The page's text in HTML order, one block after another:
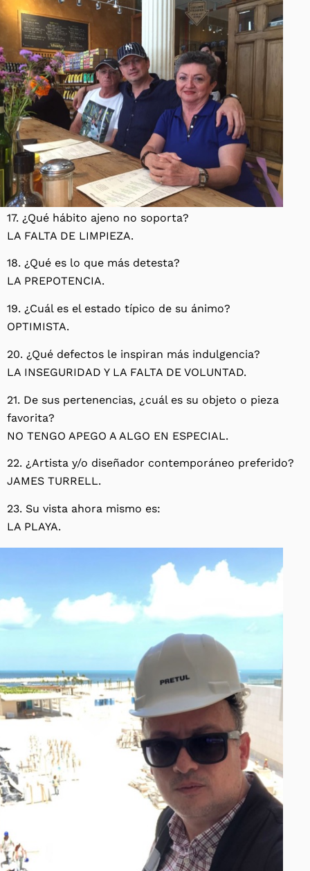
17. ¿Qué hábito ajeno no soporta?
LA FALTA DE LIMPIEZA.
18. ¿Qué es lo que más detesta?
LA PREPOTENCIA.
19. ¿Cuál es el estado típico de su ánimo?
OPTIMISTA.
20. ¿Qué defectos le inspiran más indulgencia?
LA INSEGURIDAD Y LA FALTA DE VOLUNTAD.
21. De sus pertenencias, ¿cuál es su objeto o pieza
favorita?
NO TENGO APEGO A ALGO EN ESPECIAL.
22. ¿Artista y/o diseñador contemporáneo preferido?
JAMES TURRELL.
23. Su vista ahora mismo es:
LA PLAYA.